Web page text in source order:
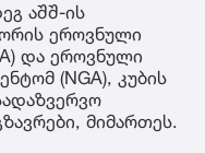
აშშ-ის
ეროვნული
და ეროვნული
(NGA), კუბის
მიმართეს.